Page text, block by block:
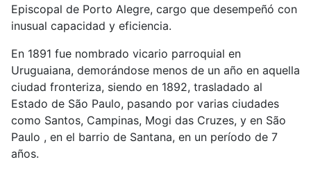
Episcopal de Porto Alegre, cargo que desempeñó con
inusual capacidad y eficiencia.
En 1891 fue nombrado vicario parroquial en
Uruguaiana, demorándose menos de un año en aquella
ciudad fronteriza, siendo en 1892, trasladado al
Estado de São Paulo, pasando por varias ciudades
como Santos, Campinas, Mogi das Cruzes, y en São
Paulo , en el barrio de Santana, en un período de 7
años.